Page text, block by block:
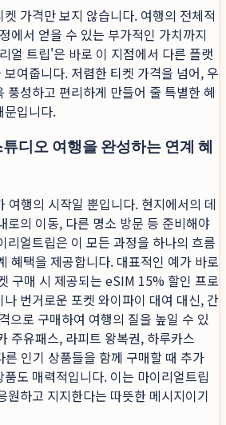
가격만 보지 않습니다. 여행의 전체적
에서 얻을 수 있는 부가적인 가치까지
얼 트립'은 바로 이 지점에서 다른 플랫
여줍니다. 저렴한 티켓 가격을 넘어, 우
풍성하고 편리하게 만들어 줄 특별한 혜
문입니다.
디오 여행을 완성하는 연계 혜
여행의 시작일 뿐입니다. 현지에서의 데
로의 이동, 다른 명소 방문 등 준비해야
리얼트립은 이 모든 과정을 하나의 흐름
혜택을 제공합니다. 대표적인 예가 바로
구매 시 제공되는 eSIM 15% 할인 프로
번거로운 포켓 와이파이 대여 대신, 간
으로 구매하여 여행의 질을 높일 수 있
주유패스, 라피트 왕복권, 하루카스
인기 상품들을 함께 구매할 때 추가
도 매력적입니다. 이는 마이리얼트립
원하고 지지한다는 따뜻한 메시지이기